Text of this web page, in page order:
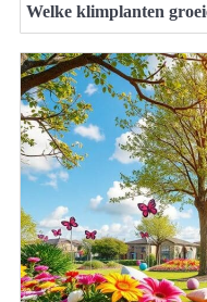
Welke klimplanten